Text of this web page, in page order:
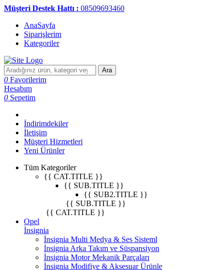
Müşteri Destek Hattı : 08509693460
AnaSayfa
Siparişlerim
Kategoriler
Ara
0 Favorilerim
Hesabım
0 Sepetim
İndirimdekiler
İletişim
Müşteri Hizmetleri
Yeni Ürünler
Tüm Kategoriler
{{ CAT.TITLE }}
{{ SUB.TITLE }}
{{ SUB2.TITLE }}
{{ SUB.TITLE }}
{{ CAT.TITLE }}
Opel
İnsignia
İnsignia Multi Medya & Ses Sisteml
İnsignia Arka Takım ve Süspansiyon
İnsignia Motor Mekanik Parçaları
İnsignia Modifiye & Aksesuar Ürünle